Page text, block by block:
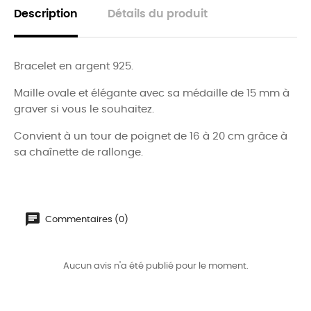
Description Détails du produit
Bracelet en argent 925.
Maille ovale et élégante avec sa médaille de 15 mm à
graver si vous le souhaitez.
Convient à un tour de poignet de 16 à 20 cm grâce à
sa chaînette de rallonge.
Commentaires (0)
Aucun avis n'a été publié pour le moment.